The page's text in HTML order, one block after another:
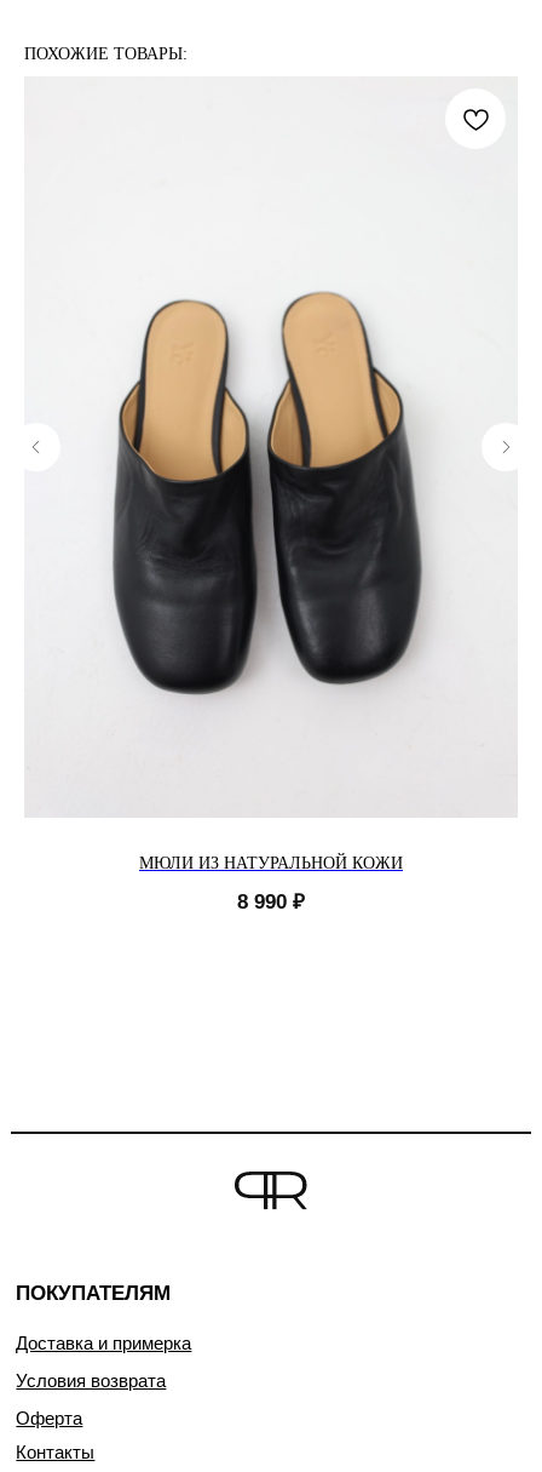
ПОХОЖИЕ ТОВАРЫ:
МЮЛИ ИЗ НАТУРАЛЬНОЙ КОЖИ
8 990 ₽
ПОКУПАТЕЛЯМ
Доставка и примерка
Условия возврата
Оферта
Контакты